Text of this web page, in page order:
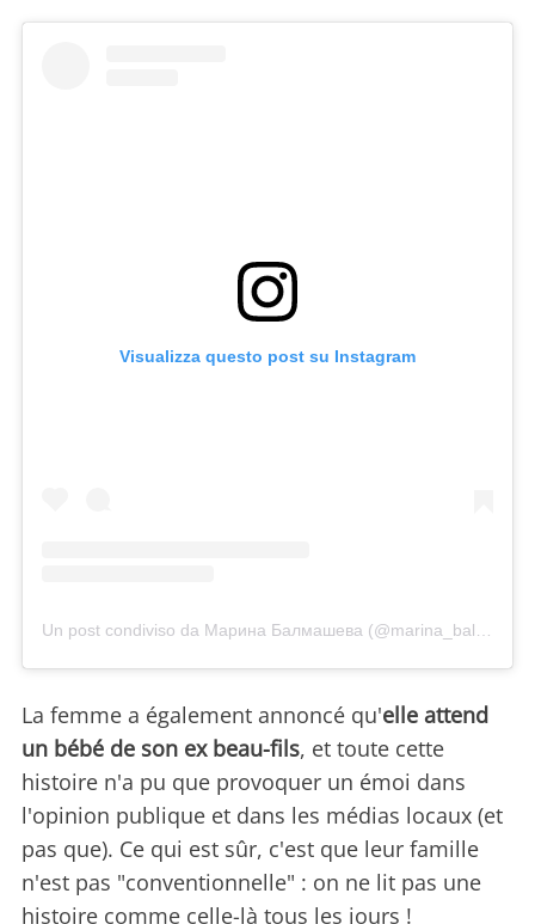
Visualizza questo post su Instagram
La femme a également annoncé qu'elle attend
un bébé de son ex beau-fils, et toute cette
histoire n'a pu que provoquer un émoi dans
l'opinion publique et dans les médias locaux (et
pas que). Ce qui est sûr, c'est que leur famille
n'est pas "conventionnelle" : on ne lit pas une
histoire comme celle-là tous les jours !